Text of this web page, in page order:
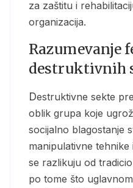
za zaštitu i
organizacija.
Razumevanje
destruktivnih
Destruktivne sekte predstavljaju specifičan
oblik grupa koje
socijalno blagostanje
manipulativne tehnike
se razlikuju od
po tome što